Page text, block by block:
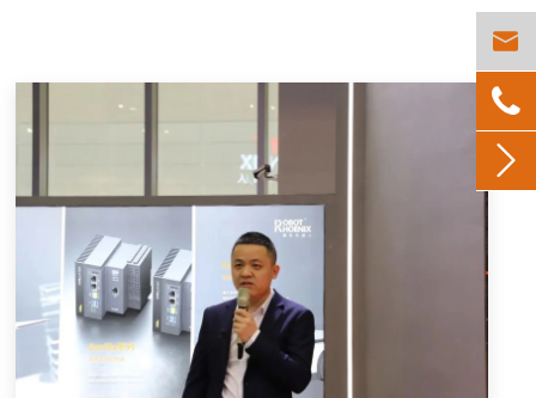


